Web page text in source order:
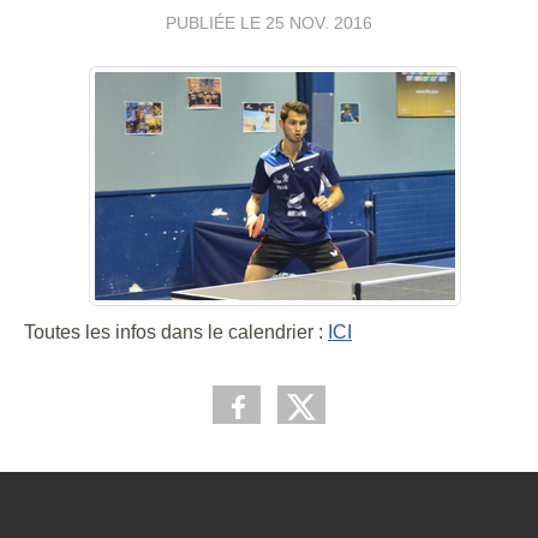
PUBLIÉE LE 25 NOV. 2016
Toutes les infos dans le calendrier : ICI